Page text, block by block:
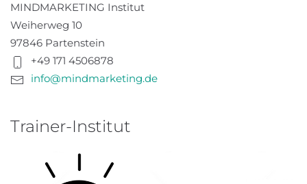
MINDMARKETING Institut
Weiherweg 10
97846 Partenstein
+49 171 4506878
info@mindmarketing.de
Trainer-Institut